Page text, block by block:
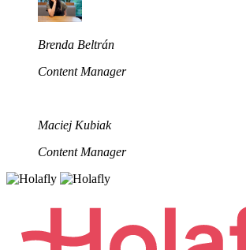
Brenda Beltrán
Content Manager
Maciej Kubiak
Content Manager